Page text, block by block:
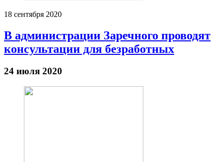
18 сентября 2020
В администрации Заречного проводят
консультации для безработных
24 июля 2020